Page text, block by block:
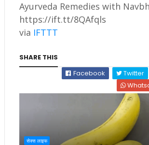
Ayurveda Remedies with
https://ift.tt/8QAfqls
via IFTTT
SHARE THIS
Facebook
Twitter
सेक्स लाइफ